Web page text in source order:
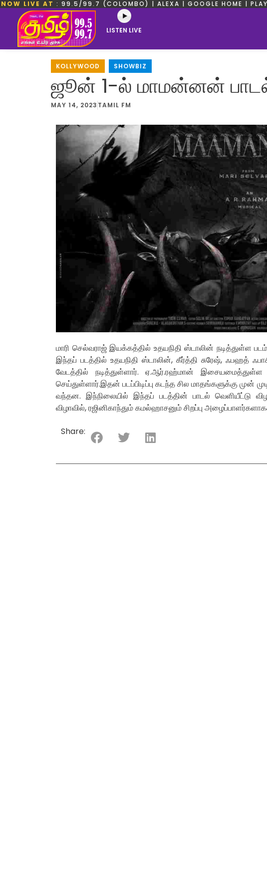
NOW LIVE AT : 99.5/99.7 (COLOMBO) | ALEXA | GOOGLE HOME |
LISTEN LIVE
KOLLYWOOD SHOWBIZ
ஜூன் 1-ல் மாமன்னன் பாடல்
MAY 14, 2023 TAMIL FM
மாரி செல்வராஜ் இயக்கத்தில் உதயநிதி ஸ்டாலின் நடித்துள்ள
இந்தப் படத்தில் உதயநிதி ஸ்டாலின், கீர்த்தி சுரேஷ், ஃபஹத்
வேடத்தில் நடித்துள்ளார். ஏ.ஆர்.ரஹ்மான் இசையமைத்துள்ள
செய்துள்ளார்.இதன் படப்பிடிப்பு கடந்த சில மாதங்களுக்கு
வந்தன. இந்நிலையில் இந்தப் படத்தின் பாடல் வெளியீட்டு
விழாவில், ரஜினிகாந்தும் கமல்ஹாசனும் சிறப்பு
Share: